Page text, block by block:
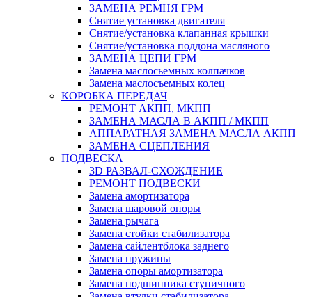
ЗАМЕНА РЕМНЯ ГРМ
Снятие установка двигателя
Cнятие/установка клапанная крышки
Cнятие/установка поддона масляного
ЗАМЕНА ЦЕПИ ГРМ
Замена маслосьемных колпачков
Замена маслосъемных колец
КОРОБКА ПЕРЕДАЧ
РЕМОНТ АКПП, МКПП
ЗАМЕНА МАСЛА В АКПП / МКПП
АППАРАТНАЯ ЗАМЕНА МАСЛА АКПП
ЗАМЕНА СЦЕПЛЕНИЯ
ПОДВЕСКА
3D РАЗВАЛ-СХОЖДЕНИЕ
РЕМОНТ ПОДВЕСКИ
Замена амортизатора
Замена шаровой опоры
Замена рычага
Замена стойки стабилизатора
Замена сайлентблока заднего
Замена пружины
Замена опоры амортизатора
Замена подшипника ступичного